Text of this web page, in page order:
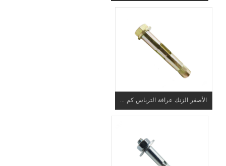
الأصفر الزنك عرافة الترباس كم ...